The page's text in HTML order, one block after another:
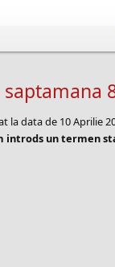
la data de 10 Aprilie
introds un termen